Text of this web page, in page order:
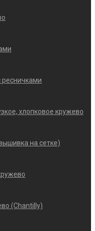
ресничками
хлопковое кружево
на сетке)
(Chantilly)